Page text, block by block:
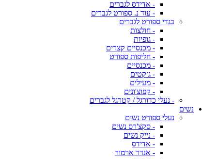
- אדידס לגברים
- עוד נ. ספורט לגברים
בגדי ספורט לגברים
- חולצות
- גופיות
- מכנסיים קצרים
- חליפות ספורט
- מכנסיים
- ג׳קטים
- מעילים
- קפוצ'ונים
- נעלי כדורגל / קטרגל לגברים
נשים
נעלי ספורט נשים
- סקצ'רס נשים
- נייק נשים
- אדידס
- אנדר ארמור